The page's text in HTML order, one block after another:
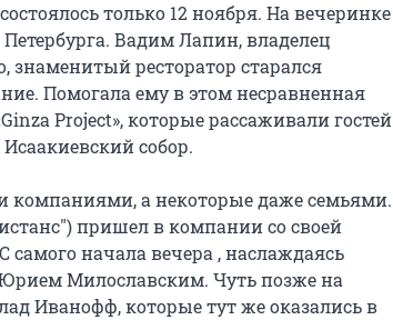
только 12 ноября. На вечеринке
Вадим Лапин, владелец
знаменитый ресторатор старался
Помогала ему в этом несравненная
Project», которые рассаживали гостей
собор.
а некоторые даже семьями.
пришел в компании со своей
начала вечера , наслаждаясь
Милославским. Чуть позже на
Иванофф, которые тут же оказались в